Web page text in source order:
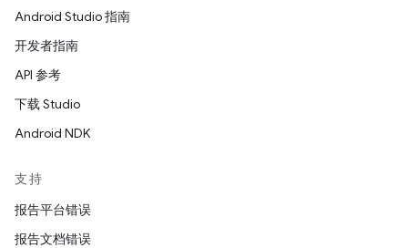
Android Studio 指南
开发者指南
API 参考
下载 Studio
Android NDK
支持
报告平台错误
报告文档错误